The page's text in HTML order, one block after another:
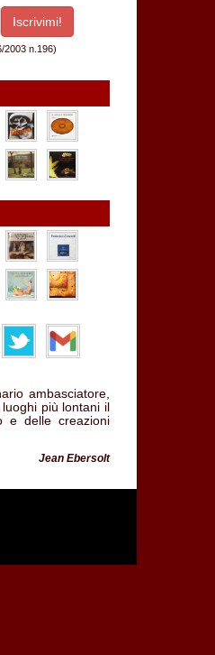
2003 n.196)
ambasciatore,
più lontani il
e delle creazioni
Jean Ebersolt